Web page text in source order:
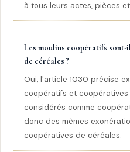
à tous leurs actes, pièces
Les moulins coopératifs sont-
de céréales ?
Oui, l'article 1030 précise
coopératifs et
considérés comme
donc des mêmes
coopératives de céréales.